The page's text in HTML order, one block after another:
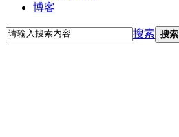
博客
搜索 搜索